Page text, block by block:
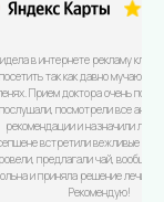
в интернете рекламу
посетить так как давно мучаюсь
Прием доктора очень
послушали, посмотрели все
рекомендации и назначили
встретили вежливые
предлагали чай, вообщем
и приняла решение
Рекомендую!